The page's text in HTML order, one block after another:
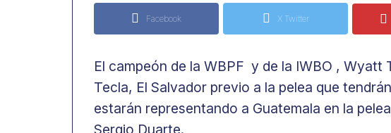
Facebook X Twitter
El campeón de la WBPF y de la IWBO , Wyatt
Tecla, El Salvador previo a la pelea que
estarán representando a Guatemala en la
Sergio Duarte.